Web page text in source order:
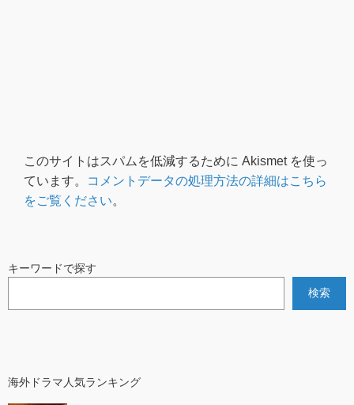
このサイトはスパムを低減するために Akismet を使っ
ています。
コメントデータの処理方法の詳細はこちら
をご覧ください。
キーワードで探す
検索
海外ドラマ人気ランキング